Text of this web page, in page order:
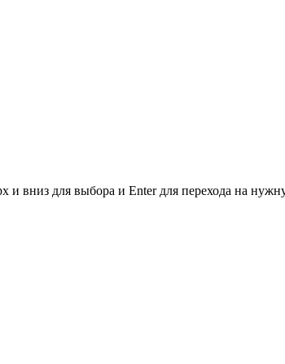
и вниз для выбора и Enter для перехода на